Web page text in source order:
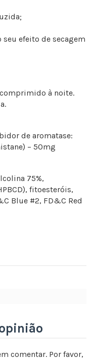
seu efeito de secagem
à noite.
de aromatase:
– 50mg
75%,
fitoesteróis,
Blue #2, FD&C Red
comentar. Por favor,